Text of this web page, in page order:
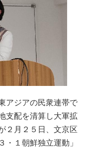
アジアの民衆連帯で
支配を清算し大軍拡
２月２５日、文京区
・１朝鮮独立運動」